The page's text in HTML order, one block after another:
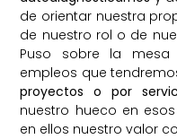
de orientar nuestra
de nuestro rol o de
Puso sobre la
empleos que
proyectos o por
nuestro hueco en
en ellos nuestro valor